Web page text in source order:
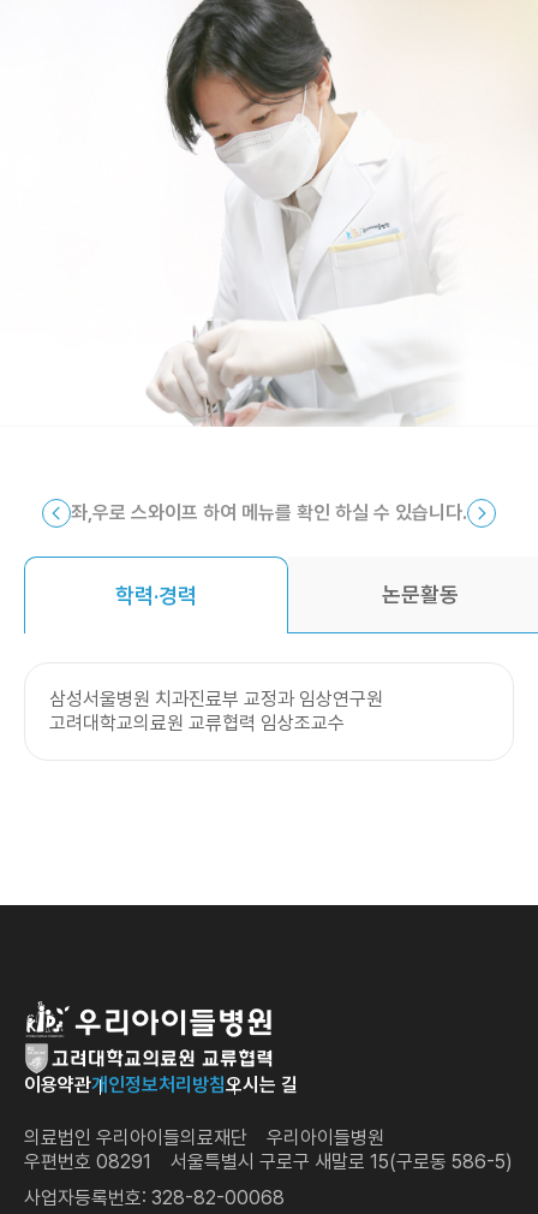
좌,우로 스와이프 하여 메뉴를 확인 하실 수 있습니다.
학력·경력 논문활동
삼성서울병원 치과진료부 교정과 임상연구원
고려대학교의료원 교류협력 임상조교수
이용약관개인정보처리방침오시는 길
의료법인 우리아이들의료재단 우리아이들병원
우편번호 08291 서울특별시 구로구 새말로 15(구로동 586-5)
사업자등록번호: 328-82-00068